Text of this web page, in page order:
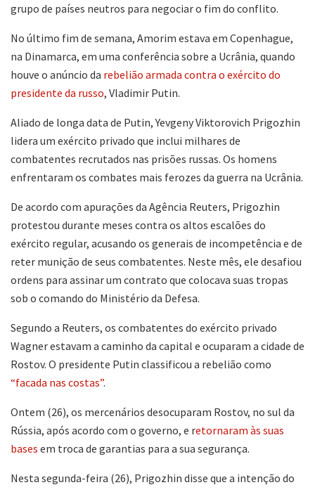
grupo de países neutros para negociar o fim do conflito.
No último fim de semana, Amorim estava em Copenhague,
na Dinamarca, em uma conferência sobre a Ucrânia, quando
houve o anúncio da rebelião armada contra o exército do
presidente da russo, Vladimir Putin.
Aliado de longa data de Putin, Yevgeny Viktorovich Prigozhin
lidera um exército privado que inclui milhares de
combatentes recrutados nas prisões russas. Os homens
enfrentaram os combates mais ferozes da guerra na Ucrânia.
De acordo com apurações da Agência Reuters, Prigozhin
protestou durante meses contra os altos escalões do
exército regular, acusando os generais de incompetência e de
reter munição de seus combatentes. Neste mês, ele desafiou
ordens para assinar um contrato que colocava suas tropas
sob o comando do Ministério da Defesa.
Segundo a Reuters, os combatentes do exército privado
Wagner estavam a caminho da capital e ocuparam a cidade de
Rostov. O presidente Putin classificou a rebelião como
“facada nas costas”.
Ontem (26), os mercenários desocuparam Rostov, no sul da
Rússia, após acordo com o governo, e retornaram às suas
bases em troca de garantias para a sua segurança.
Nesta segunda-feira (26), Prigozhin disse que a intenção do